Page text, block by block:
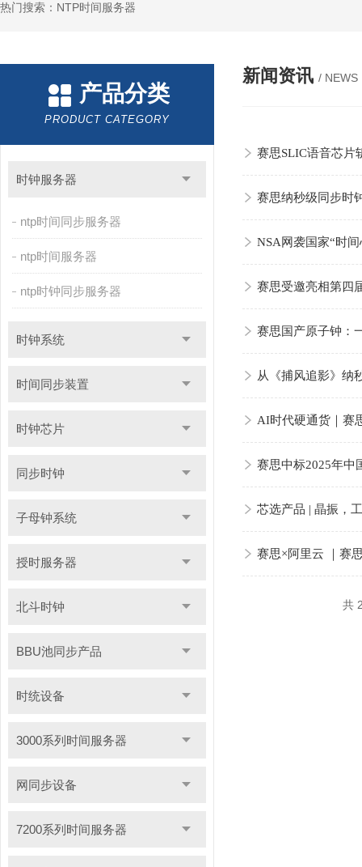
热门搜索：NTP时间服务器
产品分类
PRODUCT CATEGORY
时钟服务器
ntp时间同步服务器
ntp时间服务器
ntp时钟同步服务器
时钟系统
时间同步装置
时钟芯片
同步时钟
子母钟系统
授时服务器
北斗时钟
BBU池同步产品
时统设备
3000系列时间服务器
网同步设备
7200系列时间服务器
新闻资讯 / NEWS
赛思SLIC语音芯片
赛思纳秒级同步时
NSA网袭国家“时
赛思受邀亮相第四
赛思国产原子钟：
从《捕风追影》纳
AI时代硬通货｜赛
赛思中标2025年中
芯选产品 | 晶振，
赛思×阿里云 ｜赛
共